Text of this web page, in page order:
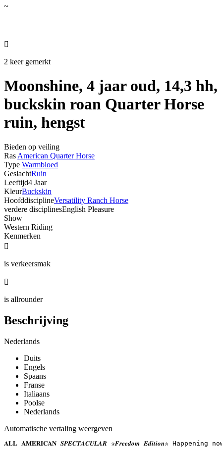
~

2 keer gemerkt
Moonshine, 4 jaar oud, 14,3 hh,
buckskin roan Quarter Horse
ruin, hengst
Bieden op veiling
Ras American Quarter Horse
Type Warmbloed
GeslachtRuin
Leeftijd4 Jaar
KleurBuckskin
HoofddisciplineVersatility Ranch Horse
verdere disciplinesEnglish Pleasure
Show
Western Riding
Kenmerken

is verkeersmak

is allrounder
Beschrijving
Nederlands
Duits
Engels
Spaans
Franse
Italiaans
Poolse
Nederlands
Automatische vertaling weergeven
𝐀𝐋𝐋 𝐀𝐌𝐄𝐑𝐈𝐂𝐀𝐍 𝑺𝑷𝑬𝑪𝑻𝑨𝑪𝑼𝑳𝑨𝑹 ✰𝑭𝒓𝒆𝒆𝒅𝒐𝒎 𝑬𝒅𝒊𝒕𝒊𝒐𝒏✰